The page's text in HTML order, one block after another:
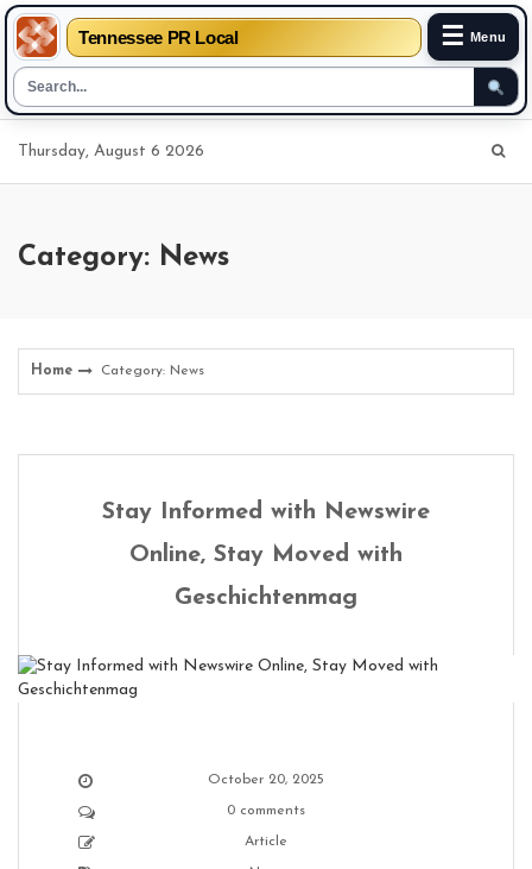
Tennessee PR Local ☰ Menu
Thursday, August 6 2026
Category: News
Home Category: News
Stay Informed with Newswire
Online, Stay Moved with
Geschichtenmag
October 20, 2025
0 comments
Article